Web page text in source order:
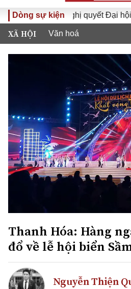
Dòng sự kiện
Đưa Nghị quyết Đại hội Đảng
XÃ HỘI Văn hoá
Thanh Hóa: Hàng
đổ về lễ hội biển
Nguyễn Thiện